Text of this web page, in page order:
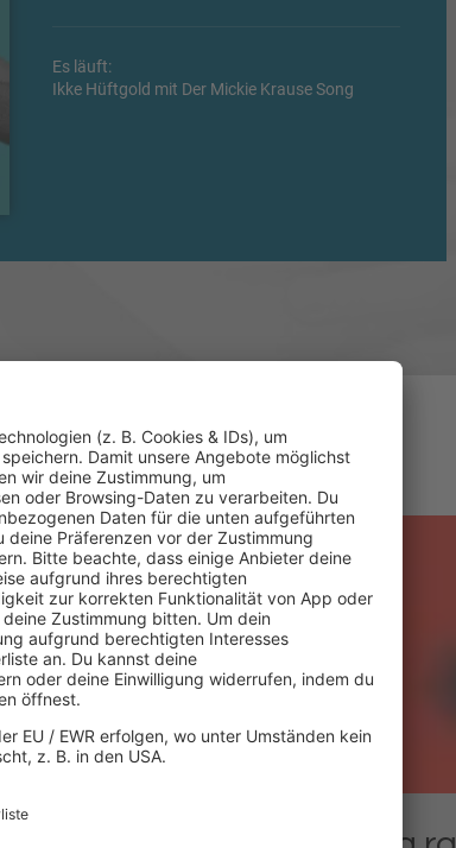
Es läuft:
Ikke Hüftgold mit Der Mickie Krause Song
Streams